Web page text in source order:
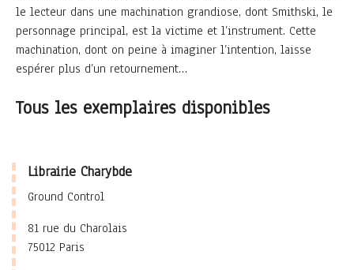
le lecteur dans une machination grandiose, dont Smithski, le
personnage principal, est la victime et l’instrument. Cette
machination, dont on peine à imaginer l’intention, laisse
espérer plus d’un retournement…
Tous les exemplaires disponibles
Librairie Charybde
Ground Control
81 rue du Charolais
75012 Paris